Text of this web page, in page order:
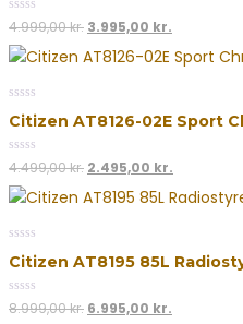
5
0
out
of
5
4.999,00kr. Den
oprindelige
4.999,00 kr..
3.995,00 kr.
aktuelle
pris
3.995,00 kr..
out
5
Citizen AT8126-02E Sport
0
out
of
5
4.499,00kr. Den
oprindelige
4.499,00 kr..
2.495,00 kr.
aktuelle
2.495,00 kr..
out
5
Citizen AT8195 85L
0
out
8.999,00kr. Den
6.995,00 kr.